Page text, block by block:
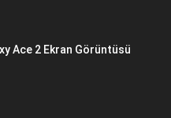
Ace 2 Ekran Görüntüsü